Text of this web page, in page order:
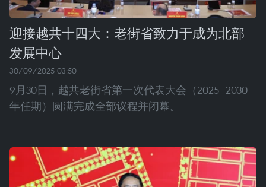
迎接越共十四大：老街省致力于成为北部
发展中心
30/09/2025 03:50
9月30日，越共老街省第一次代表大会（2025—2030
年任期）圆满完成全部议程并闭幕。